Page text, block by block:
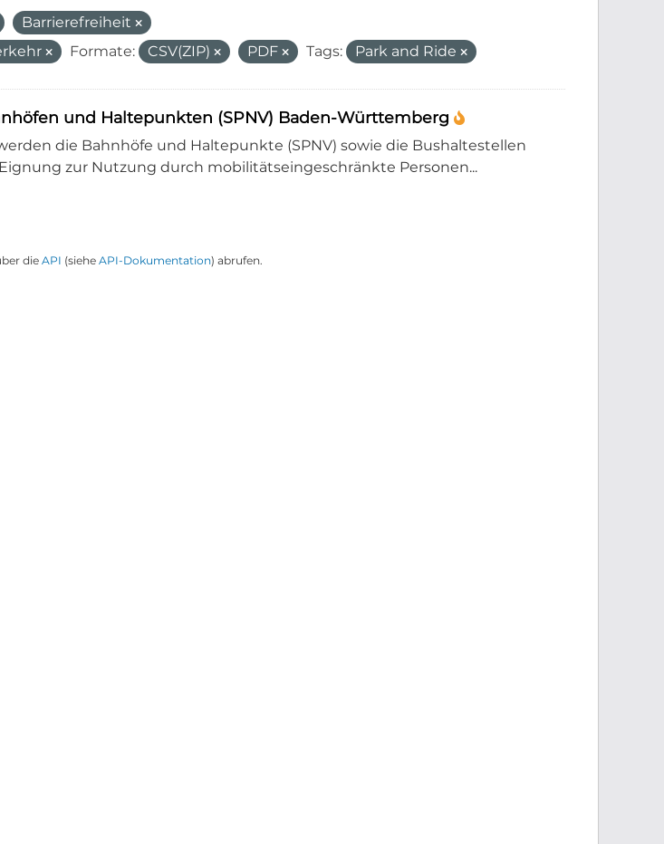
Barrierefreiheit
Formate: CSV(ZIP) PDF Tags: Park and Ride
und Haltepunkten (SPNV) Baden-Württemberg
die Bahnhöfe und Haltepunkte (SPNV) sowie die Bushaltestellen
zur Nutzung durch mobilitätseingeschränkte Personen...
die API (siehe API-Dokumentation) abrufen.